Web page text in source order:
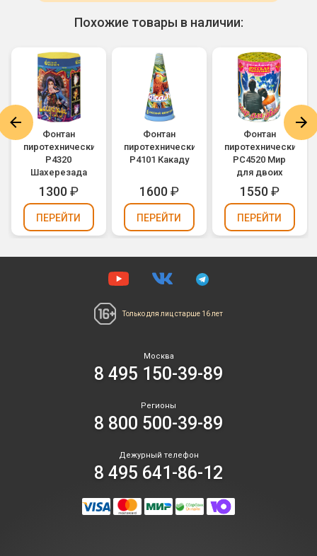
Похожие товары в наличии:
Фонтан
пиротехнический
Р4320
Шахерезада
1300₽
ПЕРЕЙТИ
Фонтан
пиротехнический
Р4101 Какаду
1600₽
ПЕРЕЙТИ
Фонтан
пиротехнический
РС4520 Мир
для двоих
1550₽
ПЕРЕЙТИ
Только для лиц старше 16 лет
Москва
8 495 150-39-89
Регионы
8 800 500-39-89
Дежурный телефон
8 495 641-86-12